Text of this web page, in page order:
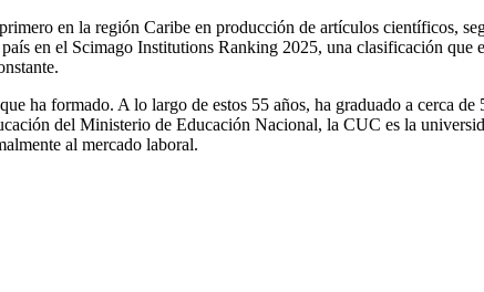
en la región Caribe en producción de artículos científicos,
en el Scimago Institutions Ranking 2025, una clasificación
ha formado. A lo largo de estos 55 años, ha graduado a cerca
del Ministerio de Educación Nacional, la CUC es la
al mercado laboral.